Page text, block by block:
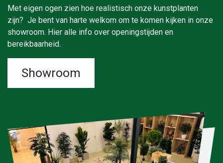
Met eigen ogen zien hoe realistisch onze kunstplanten
zijn? Je bent van harte welkom om te komen kijken in onze
showroom. Hier alle info over openingstijden en
bereikbaarheid.
Showroom